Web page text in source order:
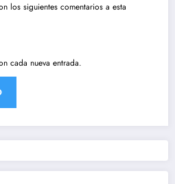
los siguientes comentarios a esta
cada nueva entrada.